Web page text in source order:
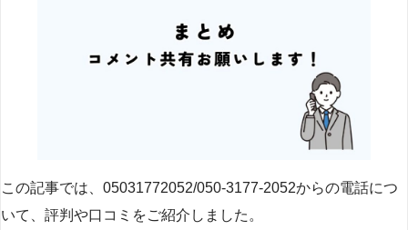
この記事では、05031772052/050-3177-2052からの電話につ
いて、評判や口コミをご紹介しました。